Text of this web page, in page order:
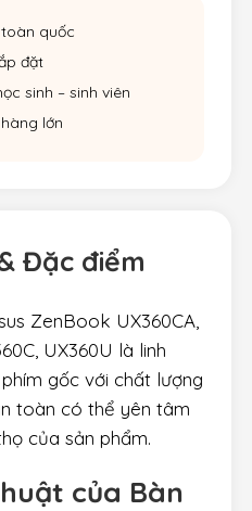
quốc
đặt
sinh – sinh viên
lớn
Đặc điểm
ZenBook UX360CA,
UX360U là linh
gốc với chất lượng
toàn có thể yên tâm
của sản phẩm.
của Bàn